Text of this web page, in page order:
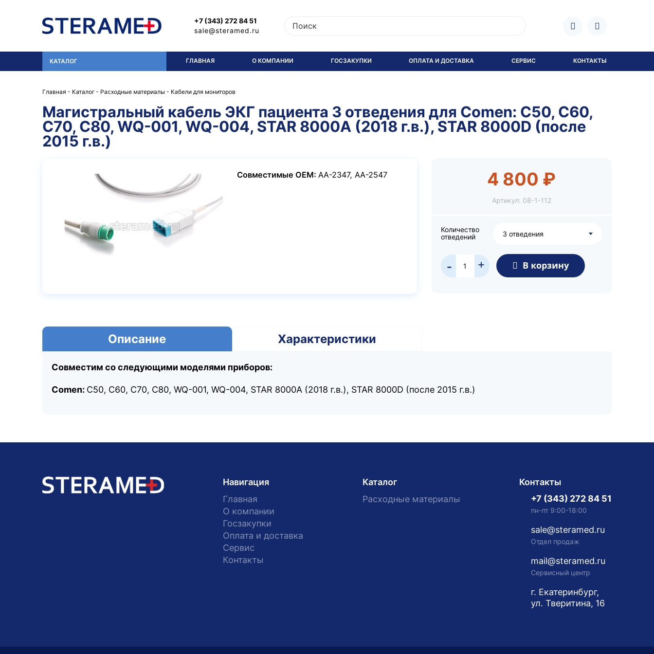
Перейти к основному содержанию
+7 (343) 272 84 51
sale@steramed.ru
КАТАЛОГ ГЛАВНАЯ О КОМПАНИИ ГОСЗАКУПКИ ОПЛАТА И ДОСТАВКА СЕРВИС КОНТАКТЫ
Главная - Каталог - Расходные материалы - Кабели для мониторов
Магистральный кабель ЭКГ пациента 3 отведения для Comen: C50, C60,
C70, C80, WQ-001, WQ-004, STAR 8000A (2018 г.в.), STAR 8000D (после
2015 г.в.)
Совместимые ОЕМ: AA-2347, AA-2547 4 800 ₽
Артикул: 08-1-112
Количество
отведений
3 отведения
- + В корзину
Описание Характеристики
Совместим со следующими моделями приборов:
Comen: C50, C60, C70, C80, WQ-001, WQ-004, STAR 8000A (2018 г.в.), STAR 8000D (после 2015 г.в.)
Навигация
Главная
О компании
Госзакупки
Оплата и доставка
Сервис
Контакты
Каталог
Расходные материалы
Контакты
+7 (343) 272 84 51
пн-пт 9:00-18:00
sale@steramed.ru
Отдел продаж
mail@steramed.ru
Сервисный центр
г. Екатеринбург,
ул. Тверитина, 16